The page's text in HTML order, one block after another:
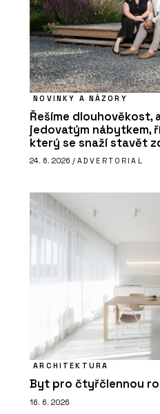
NOVINKY A NÁZORY
Řešíme dlouhověkost,
jedovatým nábytkem,
který se snaží stavět
24. 6. 2026 / ADVERTORIAL
ARCHITEKTURA
Byt pro čtyřčlennou
16. 6. 2026